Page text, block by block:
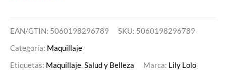
EAN/GTIN: 5060198296789 SKU: 5060198296789
Categoría: Maquillaje
Etiquetas: Maquillaje,Salud y Belleza Marca: Lily Lolo